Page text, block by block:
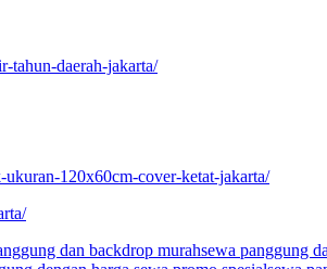
tahun-daerah-jakarta/
120x60cm-cover-ketat-jakarta/
dan backdrop murahsewa panggung